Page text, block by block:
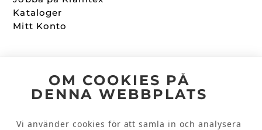
OM COOKIES PÅ
DENNA WEBBPLATS
Vi använder cookies för att samla in och analysera
Kataloger
Mitt Konto
Facebook